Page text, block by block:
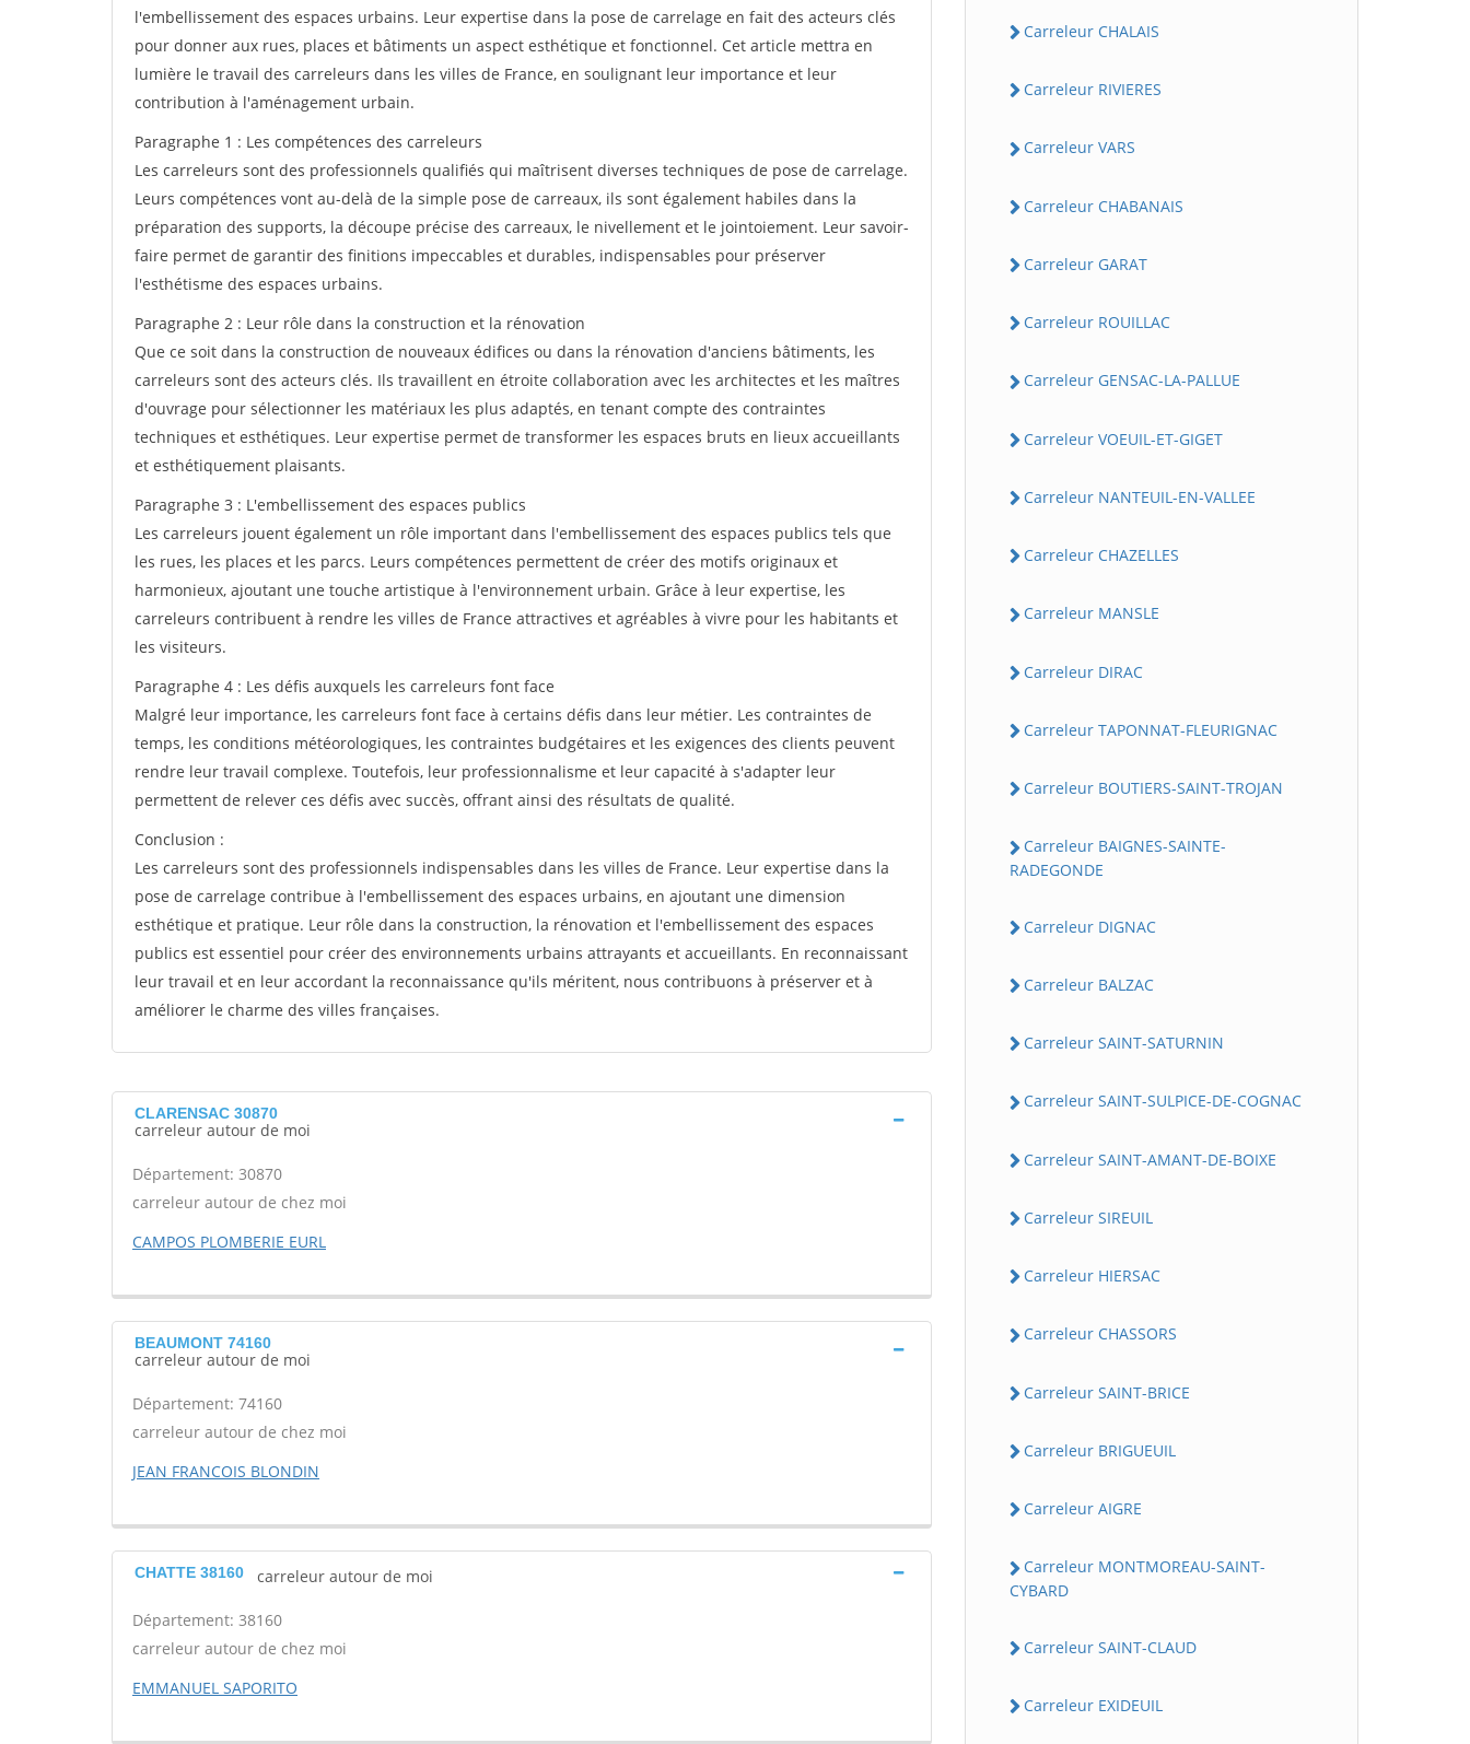
l'embellissement des espaces urbains. Leur expertise dans la pose de carrelage en fait des acteurs clés
pour donner aux rues, places et bâtiments un aspect esthétique et fonctionnel. Cet article mettra en
lumière le travail des carreleurs dans les villes de France, en soulignant leur importance et leur
contribution à l'aménagement urbain.
Paragraphe 1 : Les compétences des carreleurs
Les carreleurs sont des professionnels qualifiés qui maîtrisent diverses techniques de pose de carrelage.
Leurs compétences vont au-delà de la simple pose de carreaux, ils sont également habiles dans la
préparation des supports, la découpe précise des carreaux, le nivellement et le jointoiement. Leur savoir-
faire permet de garantir des finitions impeccables et durables, indispensables pour préserver
l'esthétisme des espaces urbains.
Paragraphe 2 : Leur rôle dans la construction et la rénovation
Que ce soit dans la construction de nouveaux édifices ou dans la rénovation d'anciens bâtiments, les
carreleurs sont des acteurs clés. Ils travaillent en étroite collaboration avec les architectes et les maîtres
d'ouvrage pour sélectionner les matériaux les plus adaptés, en tenant compte des contraintes
techniques et esthétiques. Leur expertise permet de transformer les espaces bruts en lieux accueillants
et esthétiquement plaisants.
Paragraphe 3 : L'embellissement des espaces publics
Les carreleurs jouent également un rôle important dans l'embellissement des espaces publics tels que
les rues, les places et les parcs. Leurs compétences permettent de créer des motifs originaux et
harmonieux, ajoutant une touche artistique à l'environnement urbain. Grâce à leur expertise, les
carreleurs contribuent à rendre les villes de France attractives et agréables à vivre pour les habitants et
les visiteurs.
Paragraphe 4 : Les défis auxquels les carreleurs font face
Malgré leur importance, les carreleurs font face à certains défis dans leur métier. Les contraintes de
temps, les conditions météorologiques, les contraintes budgétaires et les exigences des clients peuvent
rendre leur travail complexe. Toutefois, leur professionnalisme et leur capacité à s'adapter leur
permettent de relever ces défis avec succès, offrant ainsi des résultats de qualité.
Conclusion :
Les carreleurs sont des professionnels indispensables dans les villes de France. Leur expertise dans la
pose de carrelage contribue à l'embellissement des espaces urbains, en ajoutant une dimension
esthétique et pratique. Leur rôle dans la construction, la rénovation et l'embellissement des espaces
publics est essentiel pour créer des environnements urbains attrayants et accueillants. En reconnaissant
leur travail et en leur accordant la reconnaissance qu'ils méritent, nous contribuons à préserver et à
améliorer le charme des villes françaises.
CLARENSAC 30870
carreleur autour de moi
Département: 30870
carreleur autour de chez moi
CAMPOS PLOMBERIE EURL
BEAUMONT 74160
carreleur autour de moi
Département: 74160
carreleur autour de chez moi
JEAN FRANCOIS BLONDIN
CHATTE 38160 carreleur autour de moi
Département: 38160
carreleur autour de chez moi
EMMANUEL SAPORITO
Carreleur CHALAIS
Carreleur RIVIERES
Carreleur VARS
Carreleur CHABANAIS
Carreleur GARAT
Carreleur ROUILLAC
Carreleur GENSAC-LA-PALLUE
Carreleur VOEUIL-ET-GIGET
Carreleur NANTEUIL-EN-VALLEE
Carreleur CHAZELLES
Carreleur MANSLE
Carreleur DIRAC
Carreleur TAPONNAT-FLEURIGNAC
Carreleur BOUTIERS-SAINT-TROJAN
Carreleur BAIGNES-SAINTE-
RADEGONDE
Carreleur DIGNAC
Carreleur BALZAC
Carreleur SAINT-SATURNIN
Carreleur SAINT-SULPICE-DE-COGNAC
Carreleur SAINT-AMANT-DE-BOIXE
Carreleur SIREUIL
Carreleur HIERSAC
Carreleur CHASSORS
Carreleur SAINT-BRICE
Carreleur BRIGUEUIL
Carreleur AIGRE
Carreleur MONTMOREAU-SAINT-
CYBARD
Carreleur SAINT-CLAUD
Carreleur EXIDEUIL